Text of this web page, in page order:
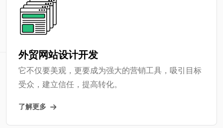
外贸网站设计开发
它不仅要美观，更要成为强大的营销工具，吸引目标
受众，建立信任，提高转化。
了解更多